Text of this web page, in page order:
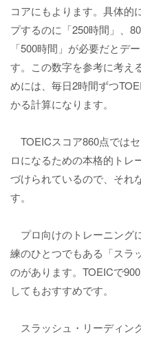
コアにもよります。具体的
プするのに「250時間」、
「500時間」が必要だとデ
す。この数字を参考に考え
めには、毎日2時間ずつ
かる計算になります。
TOEICスコア860点では
ロになるための本格的トレ
づけられているので、それ
す。
プロ向けのトレーニング
練のひとつでもある「スラ
のがあります。TOEICで
してもおすすめです。
スラッシュ・リーディン